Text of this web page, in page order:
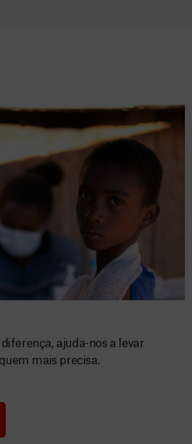
ajuda-nos a levar
mais precisa.